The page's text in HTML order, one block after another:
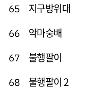
65 지구방위대
66 악마숭배
67 불행팔이
68 불행팔이 2